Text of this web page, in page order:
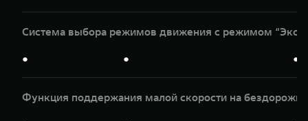
Система выбора режимов движения с режимом
● ● ●
Функция поддержания малой скорости на